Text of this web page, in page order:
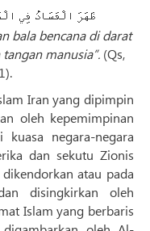
bala bencana di darat
manusia”.(Qs,
Iran yang dipimpin
oleh kepemimpinan
negara-negara
dan sekutu Zionis
atau pada
disingkirkan oleh
Islam yang berbaris